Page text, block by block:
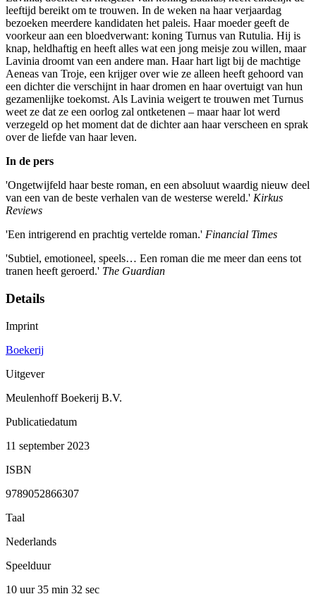
leeftijd bereikt om te trouwen. In de weken na haar verjaardag
bezoeken meerdere kandidaten het paleis. Haar moeder geeft de
voorkeur aan een bloedverwant: koning Turnus van Rutulia. Hij is
knap, heldhaftig en heeft alles wat een jong meisje zou willen, maar
Lavinia droomt van een andere man. Haar hart ligt bij de machtige
Aeneas van Troje, een krijger over wie ze alleen heeft gehoord van
een dichter die verschijnt in haar dromen en haar overtuigt van hun
gezamenlijke toekomst. Als Lavinia weigert te trouwen met Turnus
weet ze dat ze een oorlog zal ontketenen – maar haar lot werd
verzegeld op het moment dat de dichter aan haar verscheen en sprak
over de liefde van haar leven.
In de pers
'Ongetwijfeld haar beste roman, en een absoluut waardig nieuw deel
van een van de beste verhalen van de westerse wereld.' Kirkus
Reviews
'Een intrigerend en prachtig vertelde roman.' Financial Times
'Subtiel, emotioneel, speels… Een roman die me meer dan eens tot
tranen heeft geroerd.' The Guardian
Details
Imprint
Boekerij
Uitgever
Meulenhoff Boekerij B.V.
Publicatiedatum
11 september 2023
ISBN
9789052866307
Taal
Nederlands
Speelduur
10 uur 35 min 32 sec